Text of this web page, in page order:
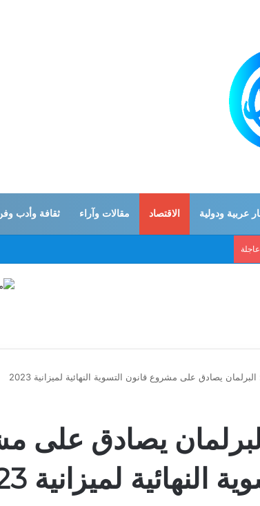
عربية ودولية الاقتصاد مقالات وآراء ثقافة وأدب
البرلمان يصادق على مشروع قانون التسوية النهائية لميزانية 2023
البرلمان يصادق على
النهائية لميزانية 2023